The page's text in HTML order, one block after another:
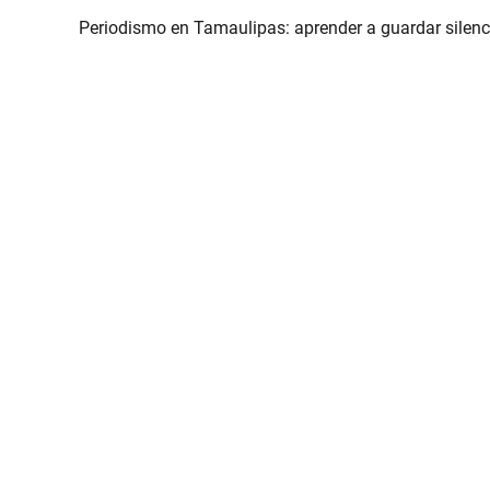
Periodismo en Tamaulipas: aprender a guardar